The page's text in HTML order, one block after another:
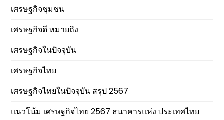
เศรษฐกิจชุมชน
เศรษฐกิจดี หมายถึง
เศรษฐกิจในปัจจุบัน
เศรษฐกิจไทย
เศรษฐกิจไทยในปัจจุบัน สรุป 2567
แนวโน้ม เศรษฐกิจไทย 2567 ธนาคารแห่ง ประเทศไทย